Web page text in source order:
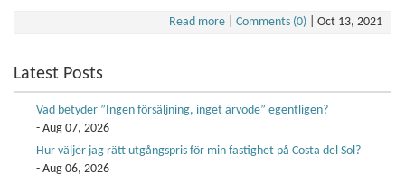
Read more Comments (0) Oct 13, 2021
Latest Posts
Vad betyder ”Ingen försäljning, inget arvode” egentligen?
- Aug 07, 2026
Hur väljer jag rätt utgångspris för min fastighet på Costa del Sol?
- Aug 06, 2026